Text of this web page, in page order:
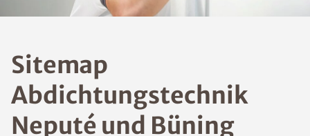
Sitemap
Abdichtungstechnik
Neputé und Büning